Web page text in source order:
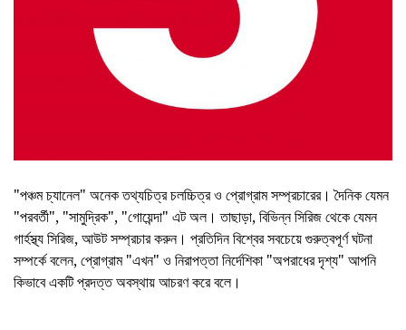
"পঞ্চম চ্যানেল" অনেক তথ্যচিত্র চলচ্চিত্র ও প্রোগ্রাম সম্প্রচারের। দৈনিক যেমন
"পরবর্তী", "সামুদ্রিক", "গোয়েন্দা" এট অল। তাছাড়া, বিভিন্ন সিরিজ থেকে যেমন
গার্হস্থ্য সিরিজ, আউট সম্প্রচার করুন। প্রতিদিন বিশ্বের সবচেয়ে গুরুত্বপূর্ণ ঘটনা
সম্পর্কে বলেন, প্রোগ্রাম "এখন" ও নিরাপত্তা নির্দেশিকা "অপরাধের দৃশ্য" আপনি
কিভাবে একটি প্রদত্ত অবস্থায় আচরণ করে বলে।